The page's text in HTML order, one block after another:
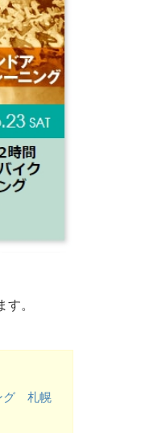
。
グ 札幌